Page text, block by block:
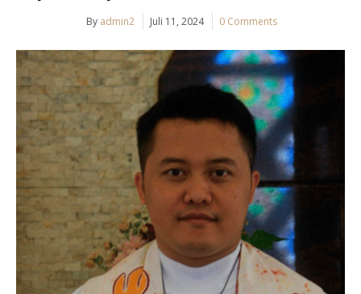
By admin2 Juli 11, 2024 0 Comments